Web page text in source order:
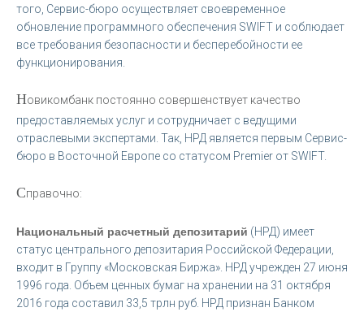
того, Сервис-бюро осуществляет своевременное
обновление программного обеспечения SWIFT и соблюдает
все требования безопасности и бесперебойности ее
функционирования.
Новикомбанк постоянно совершенствует качество
предоставляемых услуг и сотрудничает с ведущими
отраслевыми экспертами. Так, НРД является первым Сервис-
бюро в Восточной Европе со статусом Premier от SWIFT.
Справочно:
Национальный расчетный депозитарий (НРД) имеет
статус центрального депозитария Российской Федерации,
входит в Группу «Московская Биржа». НРД учрежден 27 июня
1996 года. Объем ценных бумаг на хранении на 31 октября
2016 года составил 33,5 трлн руб. НРД признан Банком